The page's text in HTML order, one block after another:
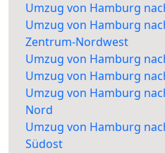
Umzug von Hamburg
Umzug von Hamburg
Zentrum-Nordwest
Umzug von Hamburg
Umzug von Hamburg
Umzug von Hamburg
Nord
Umzug von Hamburg
Südost